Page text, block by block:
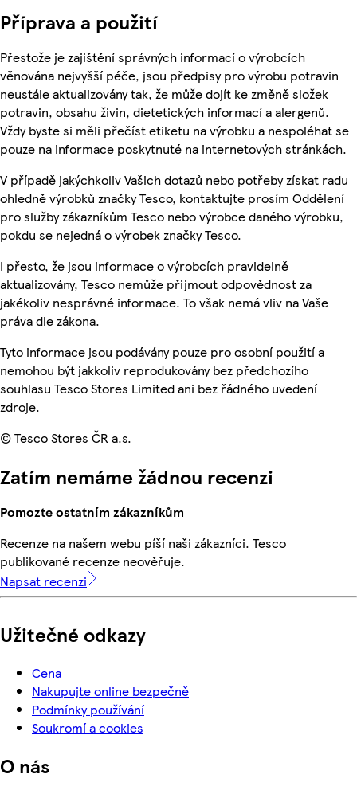
Příprava a použití
Přestože je zajištění správných informací o výrobcích
věnována nejvyšší péče, jsou předpisy pro výrobu potravin
neustále aktualizovány tak, že může dojít ke změně složek
potravin, obsahu živin, dietetických informací a alergenů.
Vždy byste si měli přečíst etiketu na výrobku a nespoléhat se
pouze na informace poskytnuté na internetových stránkách.
V případě jakýchkoliv Vašich dotazů nebo potřeby získat radu
ohledně výrobků značky Tesco, kontaktujte prosím Oddělení
pro služby zákazníkům Tesco nebo výrobce daného výrobku,
pokdu se nejedná o výrobek značky Tesco.
I přesto, že jsou informace o výrobcích pravidelně
aktualizovány, Tesco nemůže přijmout odpovědnost za
jakékoliv nesprávné informace. To však nemá vliv na Vaše
práva dle zákona.
Tyto informace jsou podávány pouze pro osobní použití a
nemohou být jakkoliv reprodukovány bez předchozího
souhlasu Tesco Stores Limited ani bez řádného uvedení
zdroje.
© Tesco Stores ČR a.s.
Zatím nemáme žádnou recenzi
Pomozte ostatním zákazníkům
Recenze na našem webu píší naši zákazníci. Tesco
publikované recenze neověřuje.
Napsat recenzi
Užitečné odkazy
Cena
Nakupujte online bezpečně
Podmínky používání
Soukromí a cookies
O nás